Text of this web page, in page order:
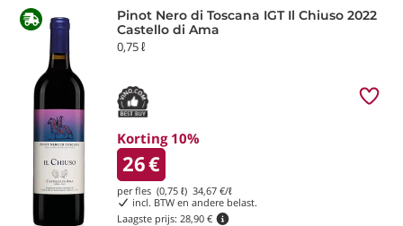
Pinot Nero di Toscana IGT Il Chiuso 2022
Castello di Ama
0,75 ℓ
Korting 10%
26€
per fles (0,75 ℓ) 34,67 €/ℓ
incl. BTW en andere belast.
Laagste prijs: 28,90 €